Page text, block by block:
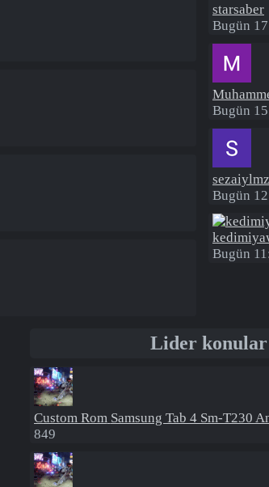
starsaber
Bugün
Bugün
sezaiylmz
Bugün
Bugün
Lider konular
Custom Rom Samsung Tab 4 Sm-T230 Android 7.1
849